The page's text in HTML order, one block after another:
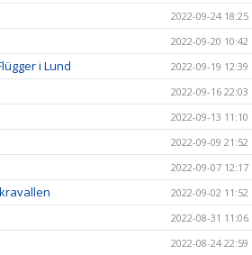
2022-09-24 18:25
2022-09-20 10:42
i Lund 2022-09-19 12:39
2022-09-16 22:03
2022-09-13 11:10
2022-09-09 21:52
2022-09-07 12:17
2022-09-02 11:52
2022-08-31 11:06
2022-08-24 22:59